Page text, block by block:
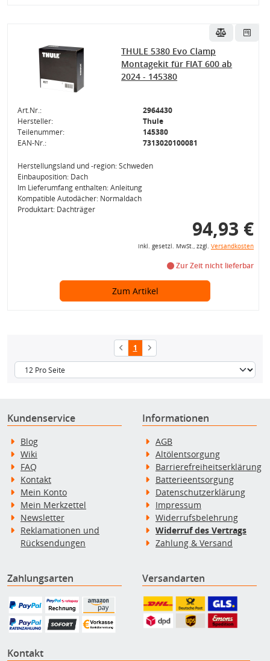
THULE 5380 Evo Clamp
Montagekit für FIAT 600 ab
2024 - 145380
Art.Nr.:
2964430
Hersteller:
Thule
Teilenummer:
145380
EAN-Nr.:
7313020100081
Herstellungsland und -region: Schweden
Einbauposition: Dach
Im Lieferumfang enthalten: Anleitung
Kompatible Autodächer: Normaldach
Produktart: Dachträger
94,93 €
inkl. gesetzl. MwSt., zzgl. Versandkosten
Zur Zeit nicht lieferbar
Zum Artikel
1
Kundenservice
Blog
Wiki
FAQ
Kontakt
Mein Konto
Mein Merkzettel
Newsletter
Reklamationen und
Rücksendungen
Informationen
AGB
Altölentsorgung
Barrierefreiheitserklärung
Batterieentsorgung
Datenschutzerklärung
Impressum
Widerrufsbelehrung
Widerruf des Vertrags
Zahlung & Versand
Zahlungsarten Versandarten
Kontakt